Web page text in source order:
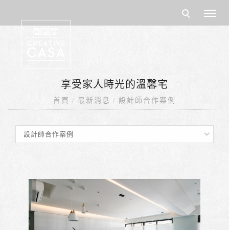
享受家人時光的溫馨宅
首頁 最新消息 設計師合作案例